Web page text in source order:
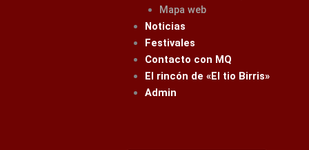
Mapa web
Noticias
Festivales
Contacto con MQ
El rincón de «El tio Birris»
Admin